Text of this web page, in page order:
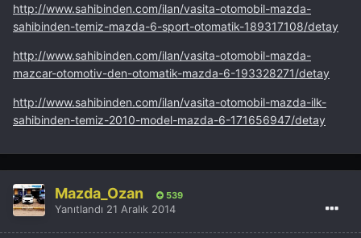
http://www.sahibinden.com/ilan/vasita-otomobil-mazda-
sahibinden-temiz-mazda-6-sport-otomatik-189317108/detay
http://www.sahibinden.com/ilan/vasita-otomobil-mazda-
mazcar-otomotiv-den-otomatik-mazda-6-193328271/detay
http://www.sahibinden.com/ilan/vasita-otomobil-mazda-ilk-
sahibinden-temiz-2010-model-mazda-6-171656947/detay
Mazda_Ozan 539
Yanıtlandı 21 Aralık 2014